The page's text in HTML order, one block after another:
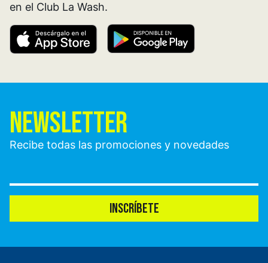
en el Club La Wash.
NEWSLETTER
Recibe todas las promociones y novedades
INSCRÍBETE